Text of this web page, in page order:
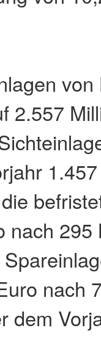
2.557
nach
nach
dem